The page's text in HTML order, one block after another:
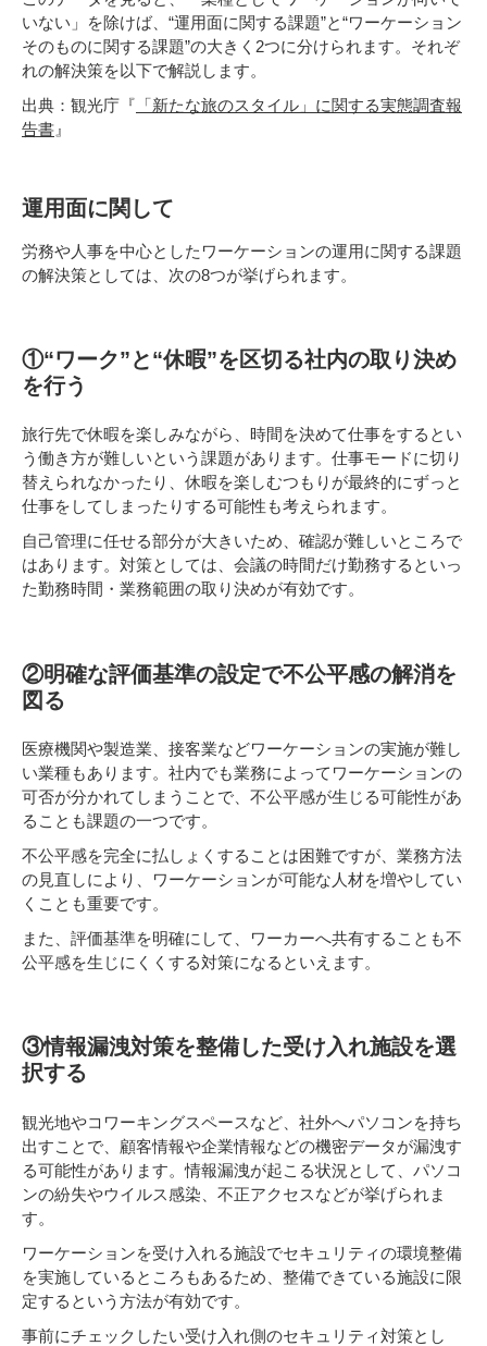
いない」を除けば、“運用面に関する課題”と“ワーケーション
そのものに関する課題”の大きく2つに分けられます。それぞ
れの解決策を以下で解説します。
出典：観光庁『 「新たな旅のスタイル」に関する実態調査報
告書 』
運用面に関して
労務や人事を中心としたワーケーションの運用に関する課題
の解決策としては、次の8つが挙げられます。
①“ワーク”と“休暇”を区切る社内の取り決め
を行う
旅行先で休暇を楽しみながら、時間を決めて仕事をするとい
う働き方が難しいという課題があります。仕事モードに切り
替えられなかったり、休暇を楽しむつもりが最終的にずっと
仕事をしてしまったりする可能性も考えられます。
自己管理に任せる部分が大きいため、確認が難しいところで
はあります。対策としては、会議の時間だけ勤務するといっ
た勤務時間・業務範囲の取り決めが有効です。
②明確な評価基準の設定で不公平感の解消を
図る
医療機関や製造業、接客業などワーケーションの実施が難し
い業種もあります。社内でも業務によってワーケーションの
可否が分かれてしまうことで、不公平感が生じる可能性があ
ることも課題の一つです。
不公平感を完全に払しょくすることは困難ですが、業務方法
の見直しにより、ワーケーションが可能な人材を増やしてい
くことも重要です。
また、評価基準を明確にして、ワーカーへ共有することも不
公平感を生じにくくする対策になるといえます。
③情報漏洩対策を整備した受け入れ施設を選
択する
観光地やコワーキングスペースなど、社外へパソコンを持ち
出すことで、顧客情報や企業情報などの機密データが漏洩す
る可能性があります。情報漏洩が起こる状況として、パソコ
ンの紛失やウイルス感染、不正アクセスなどが挙げられま
す。
ワーケーションを受け入れる施設でセキュリティの環境整備
を実施しているところもあるため、整備できている施設に限
定するという方法が有効です。
事前にチェックしたい受け入れ側のセキュリティ対策とし